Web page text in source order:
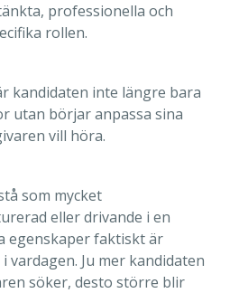
professionella och
rollen.
kandidaten inte längre bara
utan börjar anpassa sina
vill höra.
som mycket
eller drivande i en
egenskaper faktiskt är
Ju mer kandidaten
söker, desto större blir